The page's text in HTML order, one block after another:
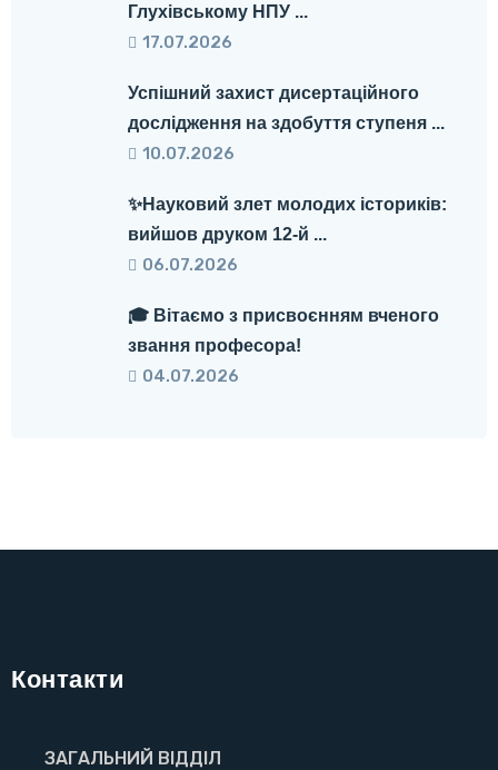
Глухівському НПУ ...
17.07.2026
Успішний захист дисертаційного
дослідження на здобуття ступеня ...
10.07.2026
✨Науковий злет молодих істориків:
вийшов друком 12-й ...
06.07.2026
🎓 Вітаємо з присвоєнням вченого
звання професора!
04.07.2026
Контакти
ЗАГАЛЬНИЙ ВІДДІЛ